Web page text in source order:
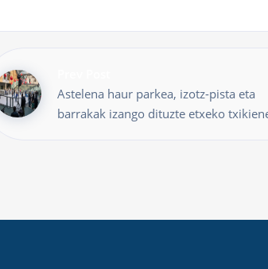
Astelena haur parkea, izotz-pista eta
barrakak izango dituzte etxeko